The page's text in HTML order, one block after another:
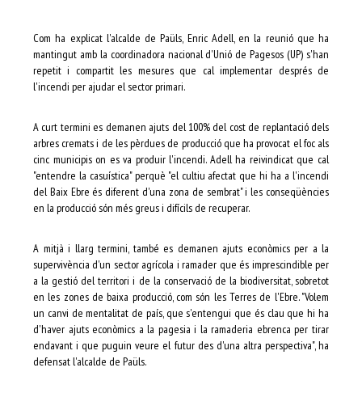
Com ha explicat l'alcalde de Paüls, Enric Adell, en la reunió que ha
mantingut amb la coordinadora nacional d'Unió de Pagesos (UP) s'han
repetit i compartit les mesures que cal implementar després de
l'incendi per ajudar el sector primari.
A curt termini es demanen ajuts del 100% del cost de replantació dels
arbres cremats i de les pèrdues de producció que ha provocat el foc als
cinc municipis on es va produir l'incendi. Adell ha reivindicat que cal
"entendre la casuística" perquè "el cultiu afectat que hi ha a l'incendi
del Baix Ebre és diferent d'una zona de sembrat" i les conseqüències
en la producció són més greus i difícils de recuperar.
A mitjà i llarg termini, també es demanen ajuts econòmics per a la
supervivència d'un sector agrícola i ramader que és imprescindible per
a la gestió del territori i de la conservació de la biodiversitat, sobretot
en les zones de baixa producció, com són les Terres de l'Ebre. "Volem
un canvi de mentalitat de país, que s'entengui que és clau que hi ha
d'haver ajuts econòmics a la pagesia i la ramaderia ebrenca per tirar
endavant i que puguin veure el futur des d'una altra perspectiva", ha
defensat l'alcalde de Paüls.